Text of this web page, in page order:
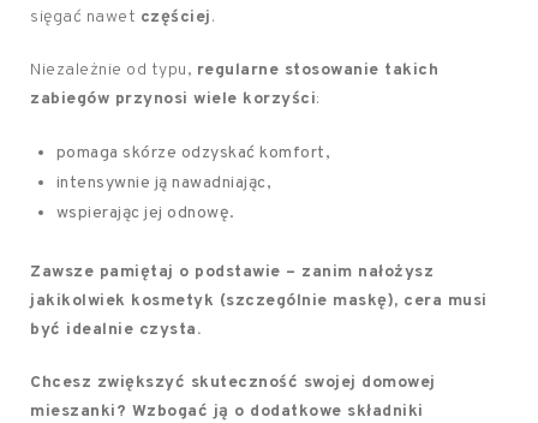
sięgać nawet częściej.
Niezależnie od typu, regularne stosowanie takich
zabiegów przynosi wiele korzyści:
pomaga skórze odzyskać komfort,
intensywnie ją nawadniając,
wspierając jej odnowę.
Zawsze pamiętaj o podstawie – zanim nałożysz
jakikolwiek kosmetyk (szczególnie maskę), cera musi
być idealnie czysta.
Chcesz zwiększyć skuteczność swojej domowej
mieszanki? Wzbogać ją o dodatkowe składniki